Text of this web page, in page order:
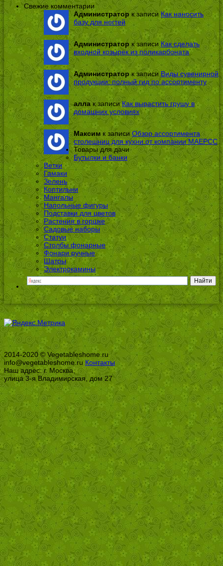
Свежие комментарии
Администратор к записиКак наносить
базу для ногтей
Администраторк записи Как сделать
входной козырек из поликарбоната
Администраторк записиВиды сувенирной
продукции: полный гид по ассортименту
аллак записиКак вырастить грушу в
домашних условиях
Максимк записиОбзор ассортимента
столешниц для кухни от компании МАЕРСС
Товары для дачи
Бутылки и банки
Ветки
Гамаки
Зелень
Коптильни
Мангалы
Напольные фигуры
Подставки для цветов
Растения в горшке
Садовые наборы
Статуи
Столбы фонарные
Фонари ручные
Шатры
Электрокамины
2014-2020 © Vegetableshome.ru
info@vegetableshome.ruКонтакты
Наш адрес: г. Москва,
улица 3-я Владимирская, дом 27